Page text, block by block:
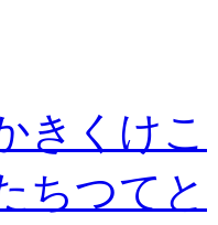
き く けこ
ちつて と